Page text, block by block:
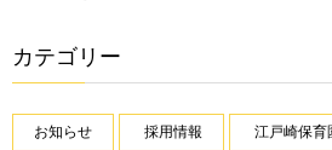
カテゴリー
お知らせ 採用情報 江戸崎保育